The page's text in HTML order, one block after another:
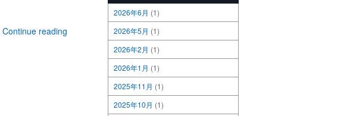
Continue reading
2026年6月 (1)
2026年5月 (1)
2026年2月 (1)
2026年1月 (1)
2025年11月 (1)
2025年10月 (1)